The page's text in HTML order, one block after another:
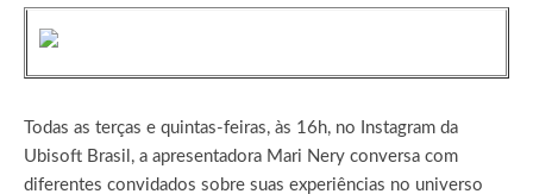
Todas as terças e quintas-feiras, às 16h, no Instagram da
Ubisoft Brasil, a apresentadora Mari Nery conversa com
diferentes convidados sobre suas experiências no universo